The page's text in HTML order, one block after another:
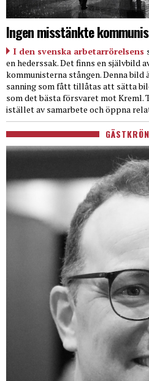
Ingen misstänkte
I den svenska arbetarrörelsens
en hederssak. Det finns en självbild
kommunisterna stången. Denna
sanning som fått tillåtas att sätta
som det bästa försvaret mot
istället av samarbete och öppna